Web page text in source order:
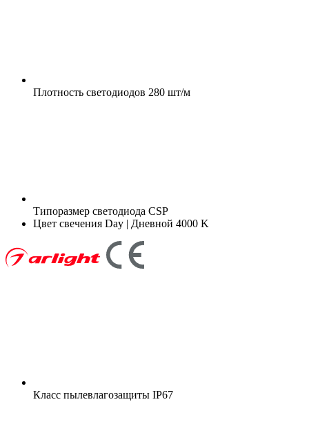
Плотность светодиодов 280 шт/м
Типоразмер светодиода CSP
Цвет свечения Day | Дневной 4000 K
Класс пылевлагозащиты IP67